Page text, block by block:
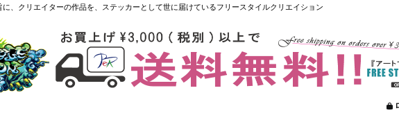
に、クリエイターの作品を、ステッカーとして世に届けているフリースタイルクリエイション